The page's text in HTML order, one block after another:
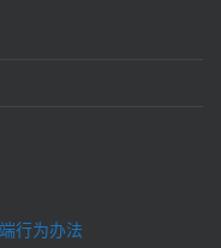
行为办法